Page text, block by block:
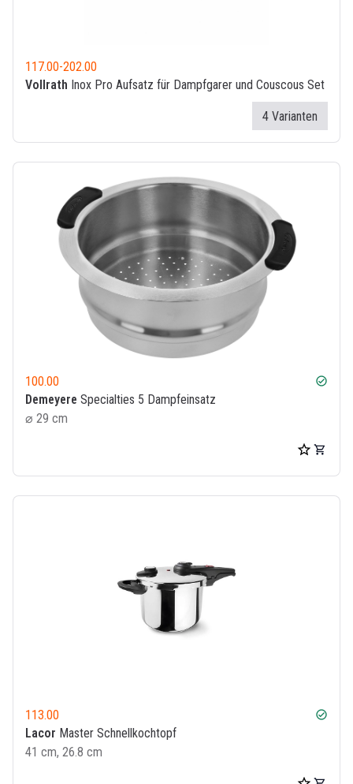
117.00-202.00
Vollrath Inox Pro Aufsatz für Dampfgarer und Couscous Set
4 Varianten
100.00 check_circle
Demeyere Specialties 5 Dampfeinsatz
⌀ 29 cm
113.00 check_circle
Lacor Master Schnellkochtopf
41 cm, 26.8 cm